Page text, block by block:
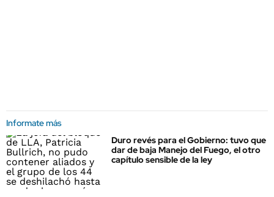
Informate más
Duro revés para el Gobierno: tuvo que
dar de baja Manejo del Fuego, el otro
capítulo sensible de la ley